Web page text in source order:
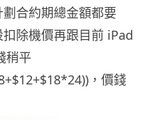
合約期總金額都要
除機價再跟目前 iPad
稍平
，價錢